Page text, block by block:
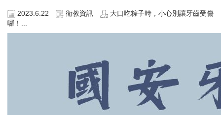
2023.6.22 衛教資訊
大口吃粽子時，小心別讓牙齒受傷
囉！...